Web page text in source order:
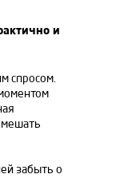
спросом.
забыть о
и